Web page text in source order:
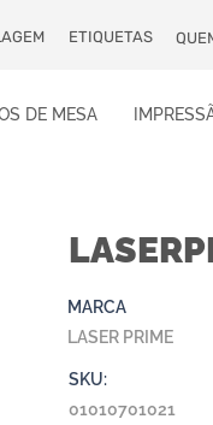
ETIQUETAS
DE MESA
MARCA
LASER PRIME
SKU:
01010701021